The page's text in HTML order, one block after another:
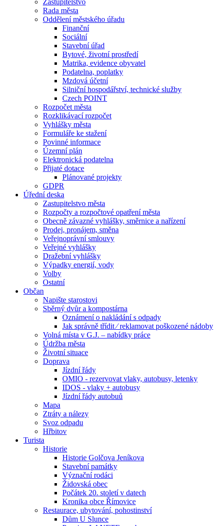
Zastupitelstvo
Rada města
Oddělení městského úřadu
Finanční
Sociální
Stavební úřad
Bytové, životní prostředí
Matrika, evidence obyvatel
Podatelna, poplatky
Mzdová účetní
Silniční hospodářství, technické služby
Czech POINT
Rozpočet města
Rozklikávací rozpočet
Vyhlášky města
Formuláře ke stažení
Povinné informace
Územní plán
Elektronická podatelna
Přijaté dotace
Plánované projekty
GDPR
Úřední deska
Zastupitelstvo města
Rozpočty a rozpočtové opatření města
Obecně závazné vyhlášky, směrnice a nařízení
Prodej, pronájem, směna
Veřejnoprávní smlouvy
Veřejné vyhlášky
Dražební vyhlášky
Výpadky energií, vody
Volby
Ostatní
Občan
Napište starostovi
Sběrný dvůr a kompostárna
Oznámení o nakládání s odpady
Jak správně třídit ⁄ reklamovat poškozené nádoby
Volná místa v G.J. – nabídky práce
Údržba města
Životní situace
Doprava
Jízdní řády
OMIO - rezervovat vlaky, autobusy, letenky
IDOS - vlaky + autobusy
Jízdní řády autobuů
Mapa
Ztráty a nálezy
Svoz odpadu
Hřbitov
Turista
Historie
Historie Golčova Jeníkova
Stavební památky
Význační rodáci
Židovská obec
Počátek 20. století v datech
Kronika obce Římovice
Restaurace, ubytování, pohostinství
Dům U Slunce